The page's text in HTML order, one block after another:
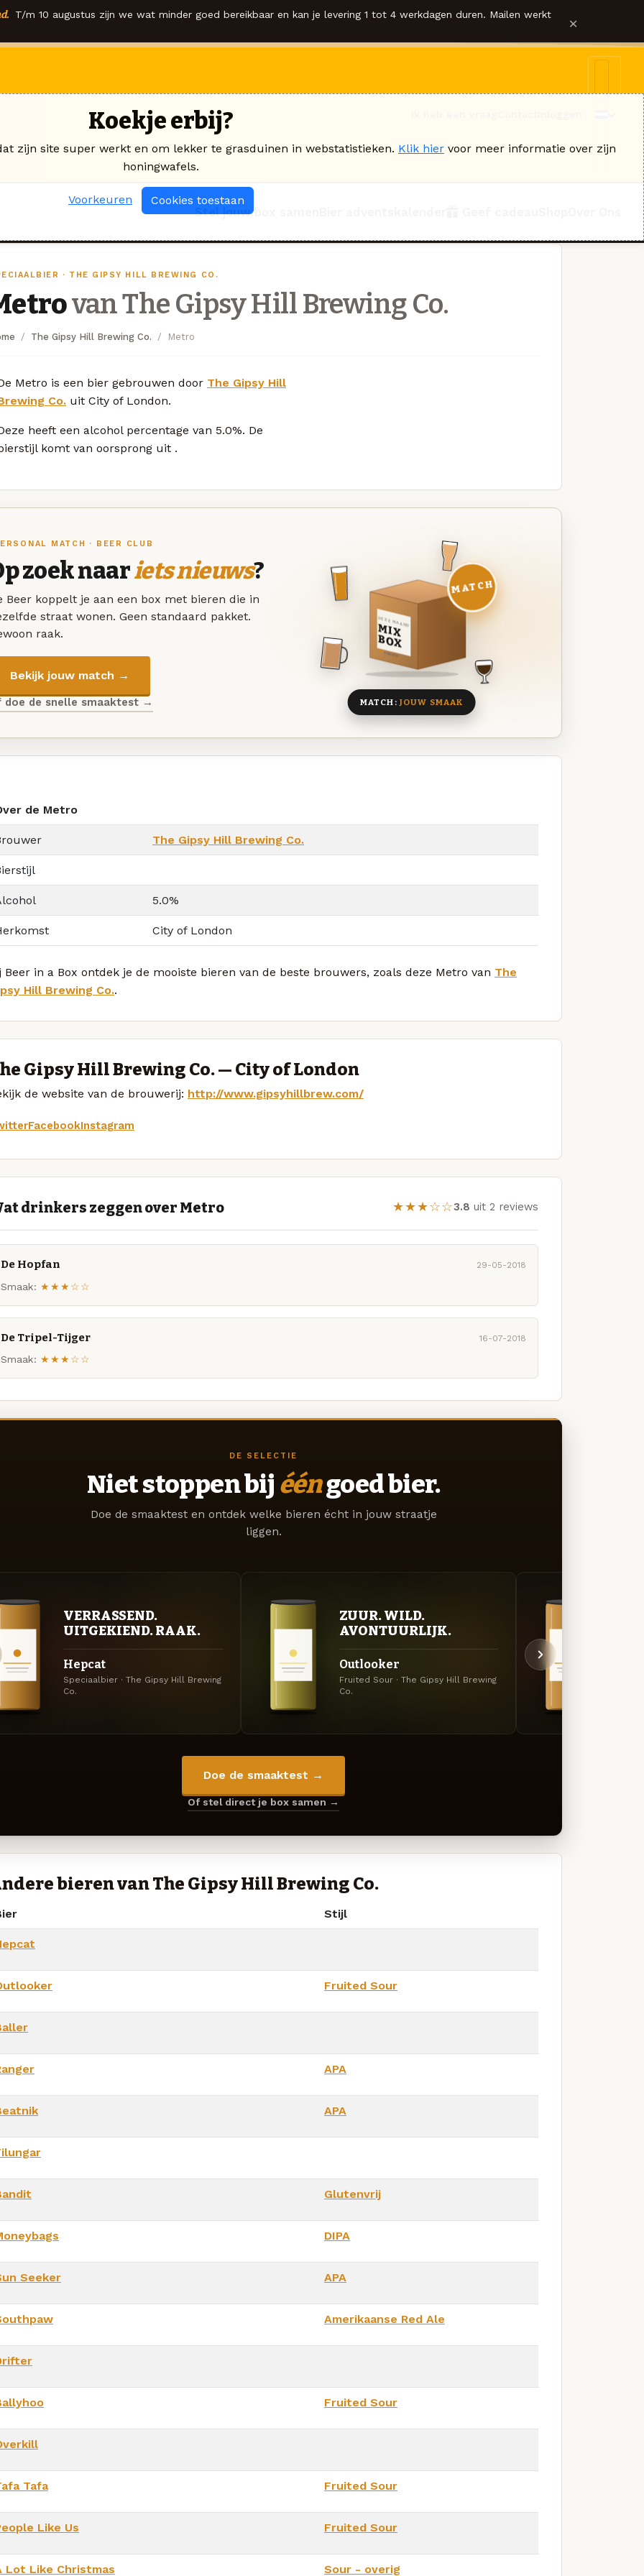
T/m 10 augustus zijn we wat minder goed bereikbaar en kan je levering 1 tot 4 werkdagen duren. Mailen werkt ×
Stel jouw box samen
· THE GIPSY HILL BREWING CO.
van The Gipsy Hill Brewing Co.
The Gipsy Hill Brewing Co. Metro
Metro is een bier gebrouwen door The Gipsy Hill
Co. uit City of London.
heeft een alcohol percentage van 5.0%. De
komt van oorsprong uit .
MATCH · BEER CLUB
zoek naariets nieuws?
Beer koppelt je aan een box met bieren die in
straat wonen. Geen standaard pakket.
raak.
Bekijk jouw match →
doe de snelle smaaktest →
DEZE MAAND
MIX
BOX
8 BIEREN
MATCH
MATCH: JOUW SMAAK
de Metro
The Gipsy Hill Brewing Co.
5.0%
City of London
Beer in a Box ontdek je de mooiste bieren van de beste brouwers, zoals deze Metro van The
Hill Brewing Co..
Gipsy Hill Brewing Co. — City of London
de website van de brouwerij: http://www.gipsyhillbrew.com/
FacebookInstagram
drinkers zeggen over Metro ★★★☆☆3.8 uit 2 reviews
De Hopfan 29-05-2018
Smaak: ★★★☆☆
De Tripel-Tijger 16-07-2018
Smaak: ★★★☆☆
DE SELECTIE
Niet stoppen bij ééngoed bier.
Doe de smaaktest en ontdek welke bieren écht in jouw straatje
liggen.
VERRASSEND.
UITGEKIEND. RAAK.
Hepcat
Speciaalbier · The Gipsy Hill Brewing
Co.
ZUUR. WILD.
AVONTUURLIJK.
Outlooker
Fruited Sour · The Gipsy Hill Brewing
Co.
Doe de smaaktest →
Of stel direct je box samen →
bieren van The Gipsy Hill Brewing Co.
Stijl
Fruited Sour
APA
APA
Glutenvrij
DIPA
Seeker APA
Amerikaanse Red Ale
Fruited Sour
Tafa Fruited Sour
Like Us Fruited Sour
Lot Like Christmas Sour - overig
Koekje erbij?
zijn site super werkt en om lekker te grasduinen in webstatistieken. Klik hier voor meer informatie over zijn
honingwafels.
Voorkeuren Cookies toestaan